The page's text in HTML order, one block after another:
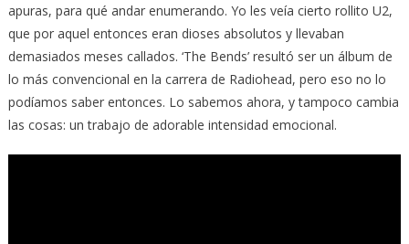
apuras, para qué andar enumerando. Yo les veía cierto rollito U2,
que por aquel entonces eran dioses absolutos y llevaban
demasiados meses callados. ‘The Bends’ resultó ser un álbum de
lo más convencional en la carrera de Radiohead, pero eso no lo
podíamos saber entonces. Lo sabemos ahora, y tampoco cambia
las cosas: un trabajo de adorable intensidad emocional.